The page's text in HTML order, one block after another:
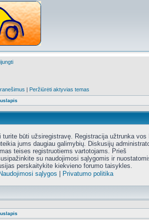
| Peržiūrėti aktyvias temas
turite būti užsiregistravę. Registracija užtrunka vos
jums daugiau galimybių. Diskusijų
teises registruotiems vartotojams. Prieš
su naudojimosi sąlygomis ir
perskaitykite kiekvieno forumo taisykles.
Naudojimosi sąlygos
Privatumo politika